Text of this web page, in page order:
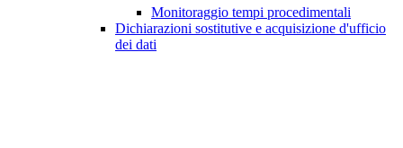
Monitoraggio tempi procedimentali
Dichiarazioni sostitutive e acquisizione d'ufficio
dei dati